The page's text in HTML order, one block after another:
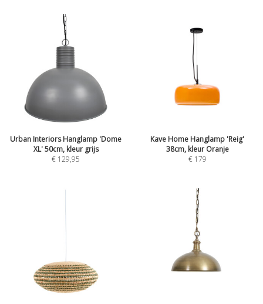
Urban Interiors Hanglamp 'Dome
XL' 50cm, kleur grijs
€ 129,95
Kave Home Hanglamp 'Reig'
38cm, kleur Oranje
€ 179